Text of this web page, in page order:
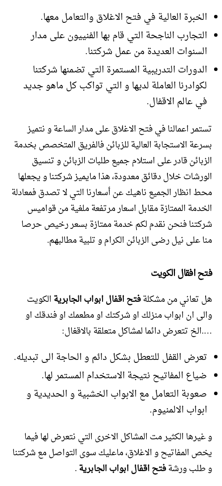
الخبرة العالية في فتح الاغلاق والتعامل معها.
التجارب الناجحة التي قام بها الفنييون على مدار
السنوات العديدة من عمل شركتنا.
الدورات التدريبية المستمرة التي تضمنها شركتنا
لكوادرنا العاملة لديها و التي تواكب كل ماهو جديد
في عالم الاقفال.
تستمر اعمالنا في فتح الاغلاق على مدار الساعة و نتميز
بسرعة الاستجابة العالية للزبائن فالفريق المتخصص بخدمة
الزبائن قادر على استلام جميع طلبات الزبائن و تنسيق
الورشات خلال دقائق معدودة، هذا مايميز شركتنا و يجعلها
محط انظار الجميع ناهيك عن أسعارنا التي لا تصدق فمعادلة
الخدمة الممتازة مقابل اسعار مرتفعة ملغية من قواميس
شركتنا فنحن نقدم لكم خدمة ممتازة بسعر رخيص حرصا
منا على نيل رضى الزبائن الكرام و تلبية مطالبهم.
فتح افقال الكويت
هل تعاني من مشكلةفتح اقفال ابواب الجابريةالكويت
والى ان ابواب منزلك او شركتك او مطعمك او فندقك او
….الخ تتعرض دائما لمشاكل متعلقة بالاقغال:
تعرض القفل للتعطل بشكل دائم و الحاجة الى تبديله.
ضياع المفاتيح نتيجة الاستخدام المستمر لها.
صعوبة التعامل مع الابواب الخشبية و الحديدية و
ابواب الالمنيوم.
و غيرها الكثير مت المشاكل الاخرى التي نتعرض لها فيما
يخص المفاتيح و الاغلاق، ماعليك سوى التواصل مع شركتنا
و طلب ورشةفتح اقفال ابواب الجابرية.